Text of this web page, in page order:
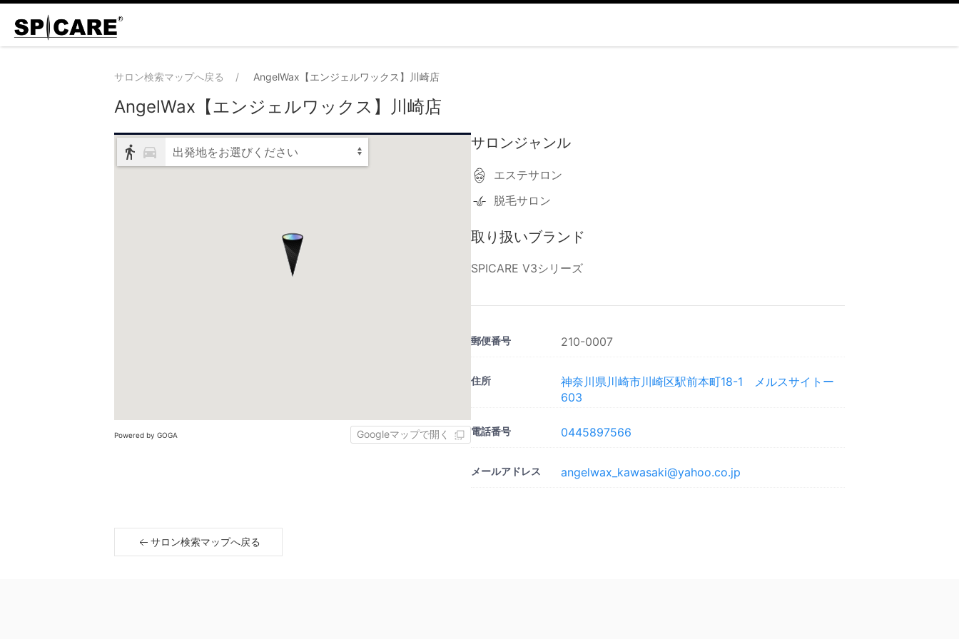
サロン検索マップへ戻る AngelWax【エンジェルワックス】川崎店
AngelWax【エンジェルワックス】川崎店
出発地をお選びください
Powered by GOGA Googleマップで開く
サロンジャンル
エステサロン
脱毛サロン
取り扱いブランド
SPICARE V3シリーズ
郵便番号 210-0007
住所
神奈川県川崎市川崎区駅前本町18-1 メルスサイトー
603
電話番号 0445897566
メールアドレス angelwax_kawasaki@yahoo.co.jp
サロン検索マップへ戻る